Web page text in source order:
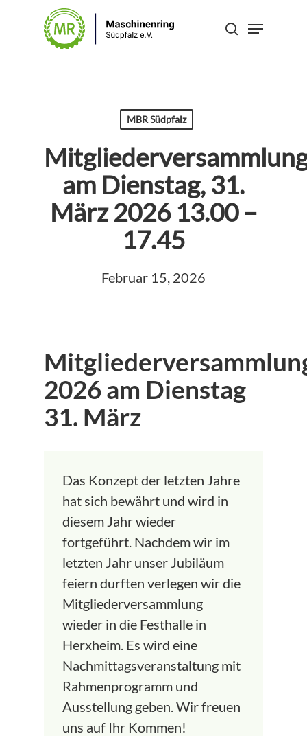
search
Menu
MBR Südpfalz
am Dienstag, 31.
März 2026 13.00 –
17.45
Februar 15, 2026
2026 am Dienstag
31. März
Das Konzept der letzten Jahre
hat sich bewährt und wird in
diesem Jahr wieder
fortgeführt. Nachdem wir im
letzten Jahr unser Jubiläum
feiern durften verlegen wir die
Mitgliederversammlung
wieder in die Festhalle in
Herxheim. Es wird eine
Nachmittagsveranstaltung mit
Rahmenprogramm und
Ausstellung geben. Wir freuen
uns auf Ihr Kommen!